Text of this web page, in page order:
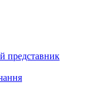
представник